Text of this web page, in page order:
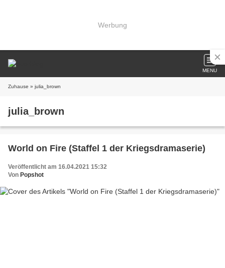
Werbung
MENU
Zuhause » julia_brown
julia_brown
World on Fire (Staffel 1 der Kriegsdramaserie)
Veröffentlicht am 16.04.2021 15:32
Von Popshot